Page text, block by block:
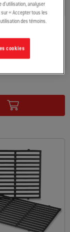
d’utilisation, analyser
« Accepter tous les
des témoins.
cookies